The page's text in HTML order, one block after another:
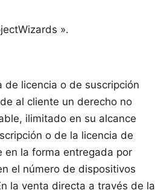
».
licencia o de suscripción
al cliente un derecho no
ilimitado en su alcance
o de la licencia de
en la forma entregada por
el número de dispositivos
la venta directa a través de la